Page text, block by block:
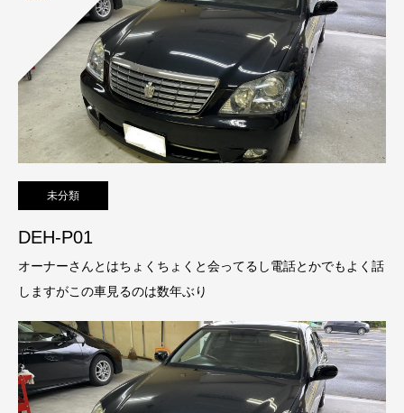
未分類
DEH-P01
オーナーさんとはちょくちょくと会ってるし電話とかでもよく話
しますがこの車見るのは数年ぶり